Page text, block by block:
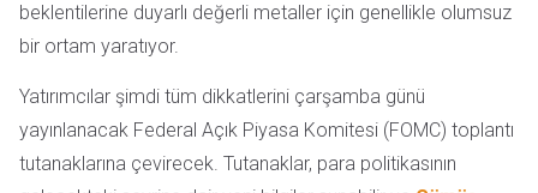
beklentilerine duyarlı değerli metaller için genellikle olumsuz
bir ortam yaratıyor.
Yatırımcılar şimdi tüm dikkatlerini çarşamba günü
yayınlanacak Federal Açık Piyasa Komitesi (FOMC) toplantı
tutanaklarına çevirecek. Tutanaklar, para politikasının